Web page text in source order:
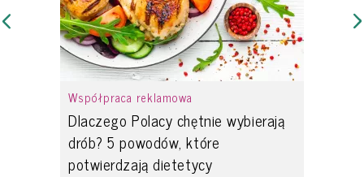
Współpraca reklamowa
Dlaczego Polacy chętnie wybierają
drób? 5 powodów, które
potwierdzają dietetycy